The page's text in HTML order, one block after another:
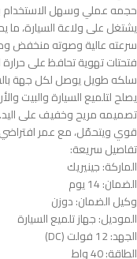
حجمه عملي وسهل الاستخدام
يشتغل على ولاعة السيارة، ما
سرعته عالية وصوته منخفض
فتحتات تهوية تحافظ على حرارة
سلكه طويل يوصل لكل جهة
يصلح لتلميع السيارة والبيت
تصميمه مريح وخفيف على اليد.
قوي ويتحمّل، مع عمر
تفاصيل سريعة:
الماركة: جينيريك
الضمان: 14 يوم
وكيل الضمان: دوزن
الموديل: جهاز تلميع السيارة
الجهد: 12 فولت (DC)
الطاقة: 40 واط